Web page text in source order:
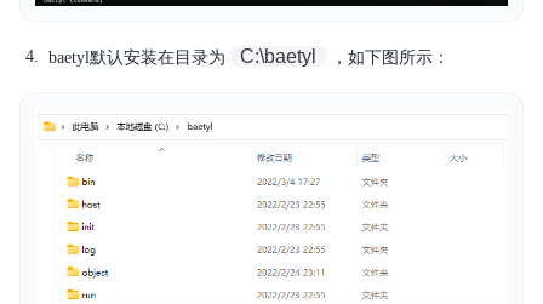
baetyl默认安装在目录为 C:\baetyl ，如下图所示：